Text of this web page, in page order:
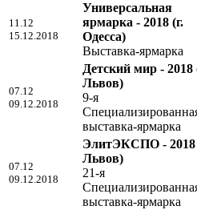
11.12
15.12.2018
Универсальная
ярмарка - 2018 (г.
Одесса)
Выставка-ярмарка
07.12
09.12.2018
Детский мир - 2018
Львов)
9-я
выставка-ярмарка
07.12
09.12.2018
ЭлитЭКСПО - 2018
Львов)
21-я
выставка-ярмарка